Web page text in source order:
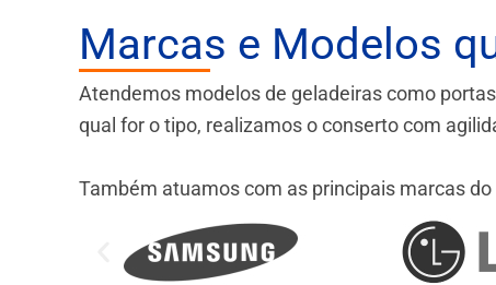
Marcas e Modelos
Atendemos modelos de geladeiras como
qual for o tipo, realizamos o conserto com
Também atuamos com as principais marcas do